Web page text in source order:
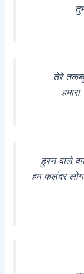
तेरे
हुस्न वाले
हम कलंदर